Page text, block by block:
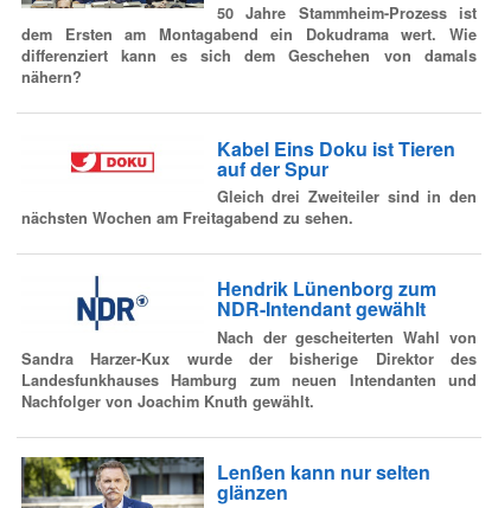
50 Jahre Stammheim-Prozess ist
dem Ersten am Montagabend ein Dokudrama wert. Wie
differenziert kann es sich dem Geschehen von damals
nähern?
Kabel Eins Doku ist Tieren
auf der Spur
Gleich drei Zweiteiler sind in den
nächsten Wochen am Freitagabend zu sehen.
Hendrik Lünenborg zum
NDR-Intendant gewählt
Nach der gescheiterten Wahl von
Sandra Harzer-Kux wurde der bisherige Direktor des
Landesfunkhauses Hamburg zum neuen Intendanten und
Nachfolger von Joachim Knuth gewählt.
Lenßen kann nur selten
glänzen